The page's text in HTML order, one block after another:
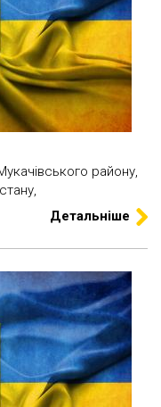
району,
Детальніше